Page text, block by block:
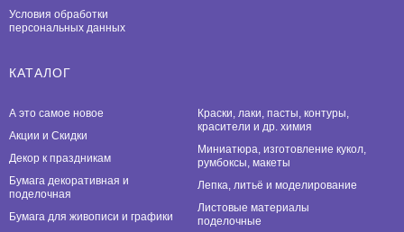
Условия обработки
персональных данных
КАТАЛОГ
А это самое новое
Акции и Скидки
Декор к праздникам
Бумага декоративная и
поделочная
Бумага для живописи и графики
Краски, лаки, пасты, контуры,
красители и др. химия
Миниатюра, изготовление кукол,
румбоксы, макеты
Лепка, литьё и моделирование
Листовые материалы
поделочные